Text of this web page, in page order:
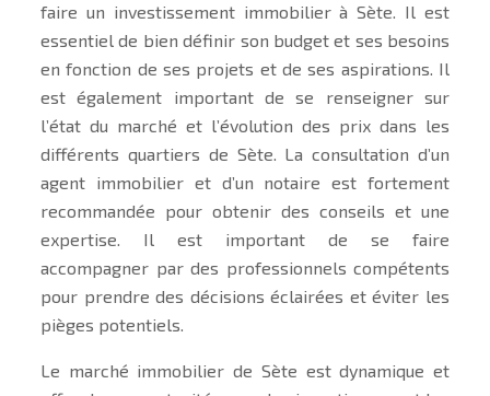
faire un investissement immobilier à Sète. Il est
essentiel de bien définir son budget et ses besoins
en fonction de ses projets et de ses aspirations. Il
est également important de se renseigner sur
l’état du marché et l’évolution des prix dans les
différents quartiers de Sète. La consultation d’un
agent immobilier et d’un notaire est fortement
recommandée pour obtenir des conseils et une
expertise. Il est important de se faire
accompagner par des professionnels compétents
pour prendre des décisions éclairées et éviter les
pièges potentiels.
Le marché immobilier de Sète est dynamique et